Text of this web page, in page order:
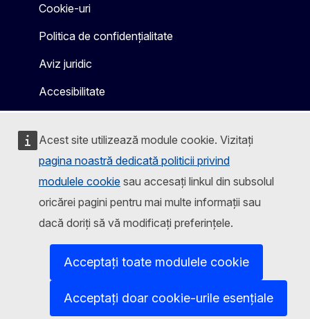
Acest site utilizează module cookie. Vizitați
pagina noastră dedicată politicii privind
modulele cookie sau accesați linkul din subsolul
oricărei pagini pentru mai multe informații sau
dacă doriți să vă modificați preferințele.
Acceptați toate modulele cookie
Acceptați doar cookie-urile esențiale
Cookie-uri
Politica de confidențialitate
Aviz juridic
Accesibilitate